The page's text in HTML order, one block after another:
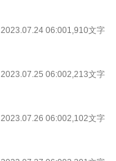
2023.07.24 06:001,910文字
2023.07.25 06:002,213文字
2023.07.26 06:002,102文字